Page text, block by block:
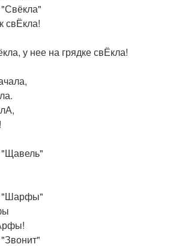
свЁкла!
у нее на грядке свЁкла!
"Шарфы"